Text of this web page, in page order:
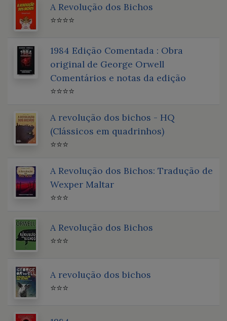
A Revolução dos Bichos
⭐⭐⭐⭐
1984 Edição Comentada : Obra
original de George Orwell
Comentários e notas da edição
⭐⭐⭐⭐
A revolução dos bichos - HQ
(Clássicos em quadrinhos)
⭐⭐⭐
A Revolução dos Bichos: Tradução de
Wexper Maltar
⭐⭐⭐
A Revolução dos Bichos
⭐⭐⭐
A revolução dos bichos
⭐⭐⭐